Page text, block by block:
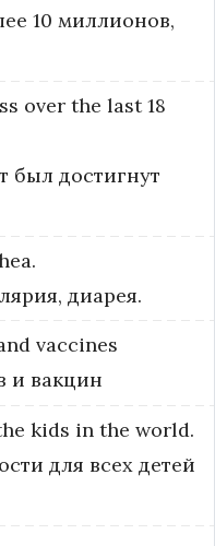
10 миллионов,
over the last 18
был достигнут
диарея.
vaccines
и вакцин
kids in the world.
для всех детей